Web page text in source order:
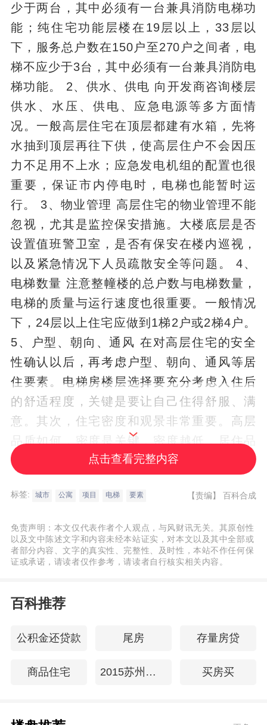
少于两台，其中必须有一台兼具消防电梯功
能；纯住宅功能层楼在19层以上，33层以
下，服务总户数在150户至270户之间者，电
梯不应少于3台，其中必须有一台兼具消防电
梯功能。 2、供水、供电 向开发商咨询楼层
供水、水压、供电、应急电源等多方面情
况。一般高层住宅在顶层都建有水箱，先将
水抽到顶层再往下供，使高层住户不会因压
力不足用不上水；应急发电机组的配置也很
重要，保证市内停电时，电梯也能暂时运
行。 3、物业管理 高层住宅的物业管理不能
忽视，尤其是监控保安措施。大楼底层是否
设置值班警卫室，是否有保安在楼内巡视，
以及紧急情况下人员疏散安全等问题。 4、
电梯数量 注意整幢楼的总户数与电梯数量，
电梯的质量与运行速度也很重要。一般情况
下，24层以上住宅应做到1梯2户或2梯4户。
5、户型、朝向、通风 在对高层住宅的安全
性确认以后，再考虑户型、朝向、通风等居
住要素。电梯房楼层选择要充分考虑入住后
的舒适程度，关键是要让自己住得舒服、满
意。其次，住宅密度和观景非常重要。高层
品质如何，密度是关键，密度越低，居住品
质越高；在低密度的基础上，还要注意观察
仅要特别注意朝向景观，还要考虑周边地区
间及其前室、合用前室和避难层(间)设置应急
照明和疏散指示标志，可采用蓄电池做备用
度超过100米的高层建筑连续供电时间不应少
哪些？ 空气湿度、空气污染指数、该楼是否
户、小区楼间距、小区是否有露天停车位、
述因素，小编就电梯房佳楼层或差楼层简单
点击查看完整内容
标签: 城市 公寓 项目 电梯 要素 【责编】 百科合成
免责声明：本文仅代表作者个人观点，与风财讯无关。其原创性
以及文中陈述文字和内容未经本站证实，对本文以及其中全部或
者部分内容、文字的真实性、完整性、及时性，本站不作任何保
证或承诺，请读者仅作参考，请读者自行核实相关内容。
百科推荐
公积金还贷款 尾房 存量房贷
商品住宅 2015苏州房贷利率 买房买